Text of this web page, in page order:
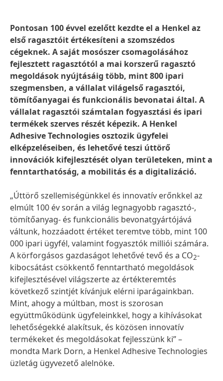
Pontosan 100 évvel ezelőtt kezdte el a Henkel az
első ragasztóit értékesíteni a szomszédos
cégeknek. A saját mosószer csomagolásához
fejlesztett ragasztótól a mai korszerű ragasztó
megoldások nyújtásáig több, mint 800 ipari
szegmensben, a vállalat világelső ragasztói,
tömítőanyagai és funkcionális bevonatai által. A
vállalat ragasztói számtalan fogyasztási és ipari
termékek szerves részét képezik. A Henkel
Adhesive Technologies osztozik ügyfelei
elképzeléseiben, és lehetővé teszi úttörő
innovációk kifejlesztését olyan területeken, mint a
fenntarthatóság, a mobilitás és a digitalizáció.
„Úttörő szellemiségünkkel és innovatív erőnkkel az
elmúlt 100 év során a világ legnagyobb ragasztó-,
tömítőanyag- és funkcionális bevonatgyártójává
váltunk, hozzáadott értéket teremtve több, mint 100
000 ipari ügyfél, valamint fogyasztók milliói számára.
A körforgásos gazdaságot lehetővé tevő és a CO2-
kibocsátást csökkentő fenntartható megoldások
kifejlesztésével világszerte az értékteremtés
következő szintjét kívánjuk elérni iparágainkban.
Mint, ahogy a múltban, most is szorosan
együttműködünk ügyfeleinkkel, hogy a kihívásokat
lehetőségekké alakítsuk, és közösen innovatív
termékeket és megoldásokat fejlesszünk ki” –
mondta Mark Dorn, a Henkel Adhesive Technologies
üzletág ügyvezető alelnöke.